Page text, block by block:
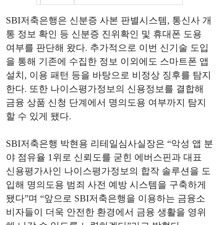
SBI저축은행은 신분증 사본 판별시스템, 통신사 개
통 정보 확인 등 신분증 진위확인 및 휴대폰 도용
여부를 판단해 왔다. 추가적으로 이번 신기술 도입
을 통해 기존에 수집한 정보 이외에도 스마트폰 앱
설치, 이용 패턴 등을 바탕으로 비정상 징후를 탐지
한다. 또한 나이스평가정보의 신용정보를 결합해
금융 상품 신청 단계에서 명의도용 여부까지 탐지
할 수 있게 됐다.
SBI저축은행 박현용 리테일심사실장은 “악성 앱 분
야 점유율 1위로 신뢰도를 굳힌 에버스핀과 대표
신용평가사인 나이스평가정보의 합작 솔루션을 도
입해 명의도용 범죄 사전 예방 시스템을 구축하게
됐다”며 “앞으로 SBI저축은행을 이용하는 금융소
비자들이 더욱 안전한 환경에서 금융 생활을 영위